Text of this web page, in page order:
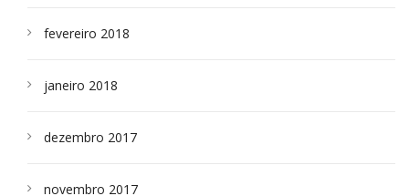
fevereiro 2018
janeiro 2018
dezembro 2017
novembro 2017